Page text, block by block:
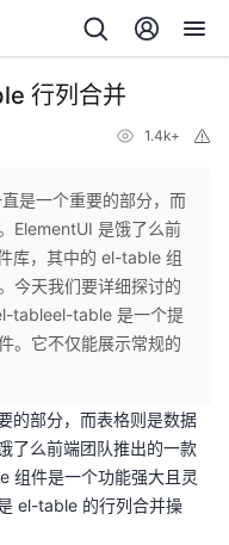
行列合并
1.4k+
是一个重要的部分，而
ElementUI 是饿了么前
库，其中的 el-table 组
今天我们要详细探讨的
tableel-table 是一个提
。它不仅能展示常规的
的部分，而表格则是数据
了么前端团队推出的一款
组件是一个功能强大且灵
el-table 的行列合并操